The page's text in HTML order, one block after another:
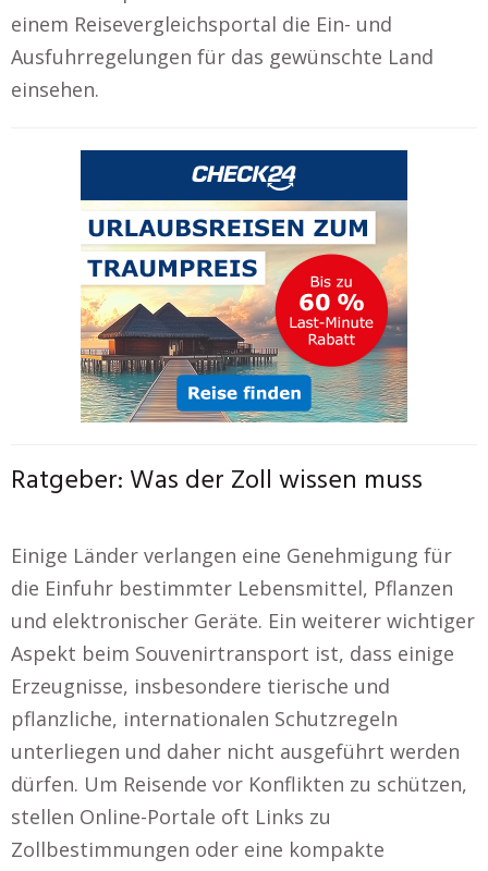
einem Reisevergleichsportal die Ein- und
Ausfuhrregelungen für das gewünschte Land
einsehen.
Ratgeber: Was der Zoll wissen muss
Einige Länder verlangen eine Genehmigung für
die Einfuhr bestimmter Lebensmittel, Pflanzen
und elektronischer Geräte. Ein weiterer wichtiger
Aspekt beim Souvenirtransport ist, dass einige
Erzeugnisse, insbesondere tierische und
pflanzliche, internationalen Schutzregeln
unterliegen und daher nicht ausgeführt werden
dürfen. Um Reisende vor Konflikten zu schützen,
stellen Online-Portale oft Links zu
Zollbestimmungen oder eine kompakte